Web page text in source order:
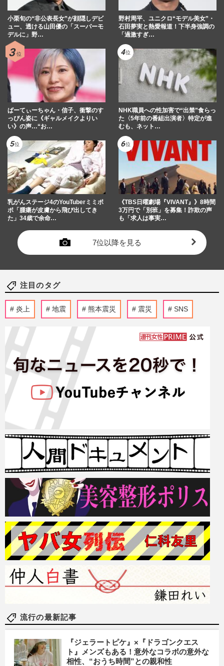
小栗旬の“非公表長女”が顔隠しデビ
ュー、透ける山田優の「スーパーモ
デルに」野…
野村周平、ユニクロ“モデル美女”・
石田夢実と熱愛報道！下半身強調の
「過激すぎ…
ぱーてぃーちゃん・信子、衝撃のす
っぴん姿に《ギャルメイクよりい
い》の声…“お…
NHK職員への性加害で“出禁”食らっ
た〈5年前の番組出演者〉特定が進
むも、ネット…
乳がんステージ4のYouTuberミミポ
ポ「腫瘍が皮膚から飛び出してき
た」34歳で余命…
《TBS日曜劇場『VIVANT』》8時間
3万円で「別班」を募集！詐欺の声
も「求人は事実…
7位以降を見る
注目のタグ
炎上 地震 熊本震災 震災 SNS
流行の最新記事
『ジェラートピケ』×『ドラゴンクエス
ト』メンズもある！意外なコラボの意外な
相性、“おうち時間”との親和性